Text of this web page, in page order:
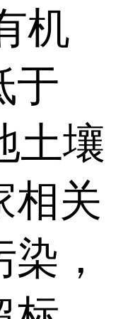
机
于
土壤
相关
，